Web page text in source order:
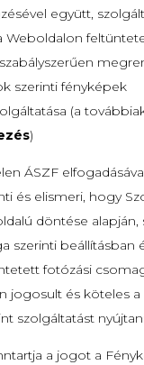
együtt,
Weboldalon
szerinti fényképek
(a
)
ÁSZF
és elismeri, hogy
döntése alapján,
szerinti beállításban
fotózási
jogosult és köteles a
szolgáltatást
a jogot a